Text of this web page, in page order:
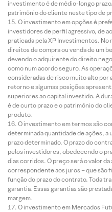
investimento é de médio-longo
patrimônio do cliente neste tipo de
O investimento em opções é
investidores de perfil agressivo, de
praticada pela XP Investimentos.
direitos de compra ou venda de um
devendo o adquirente do direito
como num acordo seguro. As
consideradas de risco muito alto por
retorno e algumas posições
superiores ao capital investido. A
é de curto prazo e o patrimônio do
produto.
O investimento em termos são
determinada quantidade de ações, a
prazo determinado. O prazo do
pelos investidores, obedecendo o
dias corridos. O preço será o valor
correspondente aos juros – que são
função do prazo do contrato. Toda
garantia. Essas garantias são
margem.
O investimento em Mercados